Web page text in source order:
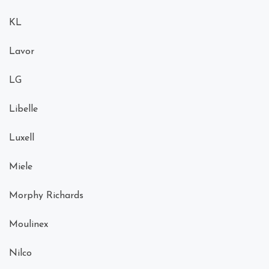
KL
Lavor
LG
Libelle
Luxell
Miele
Morphy Richards
Moulinex
Nilco